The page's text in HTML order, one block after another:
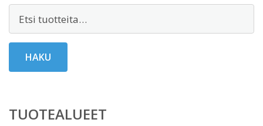
HAKU
TUOTEALUEET